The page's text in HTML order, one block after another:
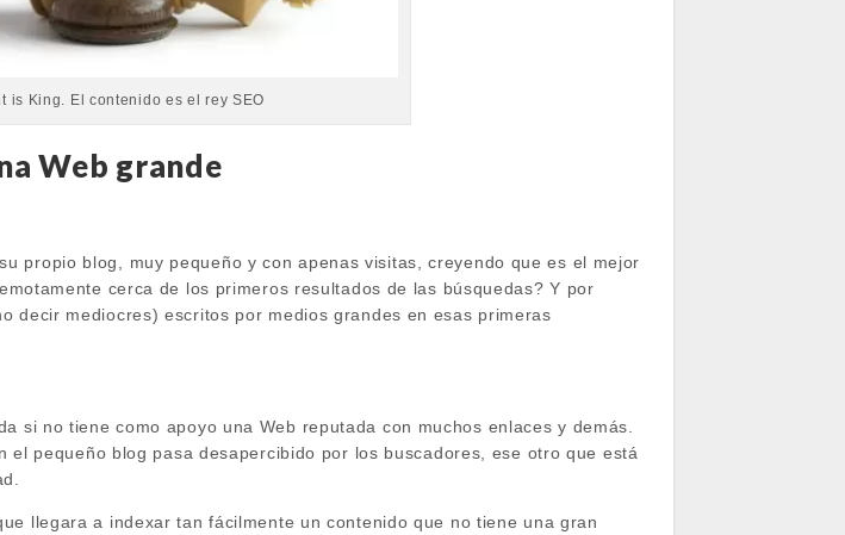
is King. El contenido es el rey SEO
Web grande
propio blog, muy pequeño y con apenas visitas, creyendo que es el mejor
cerca de los primeros resultados de las búsquedas? Y por
decir mediocres) escritos por medios grandes en esas primeras
si no tiene como apoyo una Web reputada con muchos enlaces y demás.
pequeño blog pasa desapercibido por los buscadores, ese otro que está
llegara a indexar tan fácilmente un contenido que no tiene una gran